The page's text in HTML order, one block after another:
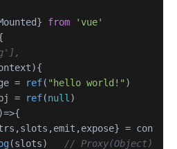
from
'vue'
){
= ref( "hello world!" )
= ref(null )
{
= context
(slots)
// Proxy(Object)